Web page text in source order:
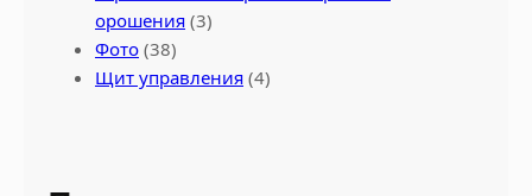
орошения (3)
Фото (38)
Щит управления (4)